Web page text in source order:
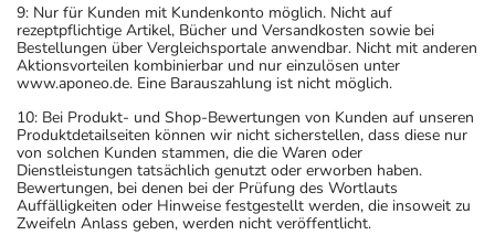
9: Nur für Kunden mit Kundenkonto möglich. Nicht auf
rezeptpflichtige Artikel, Bücher und Versandkosten sowie bei
Bestellungen über Vergleichsportale anwendbar. Nicht mit anderen
Aktionsvorteilen kombinierbar und nur einzulösen unter
www.aponeo.de. Eine Barauszahlung ist nicht möglich.
10: Bei Produkt- und Shop-Bewertungen von Kunden auf unseren
Produktdetailseiten können wir nicht sicherstellen, dass diese nur
von solchen Kunden stammen, die die Waren oder
Dienstleistungen tatsächlich genutzt oder erworben haben.
Bewertungen, bei denen bei der Prüfung des Wortlauts
Auffälligkeiten oder Hinweise festgestellt werden, die insoweit zu
Zweifeln Anlass geben, werden nicht veröffentlicht.